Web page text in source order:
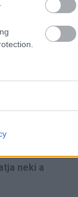
most a karjaiba
neki a